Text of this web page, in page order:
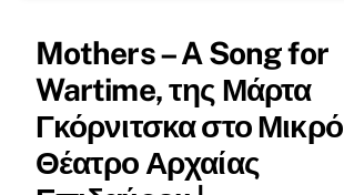
Mothers – A Song for
Wartime, της Μάρτα
Γκόρνιτσκα στο Μικρό
Θέατρο Αρχαίας